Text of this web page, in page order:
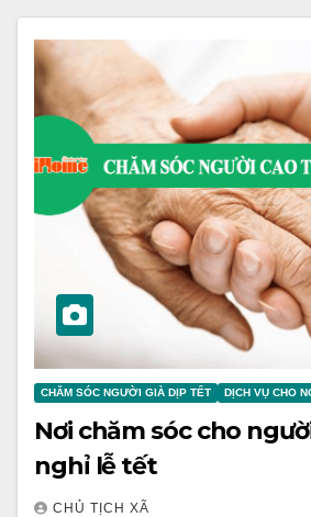
CHĂM SÓC NGƯỜI GIÀ DỊP TẾT DỊCH VỤ CHO
Nơi chăm sóc cho
nghỉ lễ tết
CHỦ TỊCH XÃ